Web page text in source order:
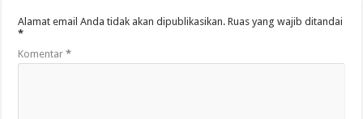
Alamat email Anda tidak akan dipublikasikan. Ruas yang wajib ditandai
*
Komentar*